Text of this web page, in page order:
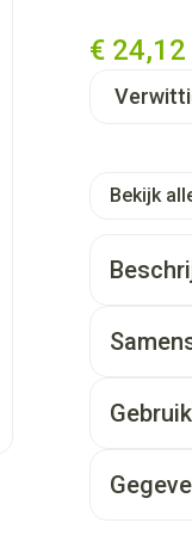
€ 24,12
Bekijk
Verbetert
Verbetert
Gebruik
In de
Na een